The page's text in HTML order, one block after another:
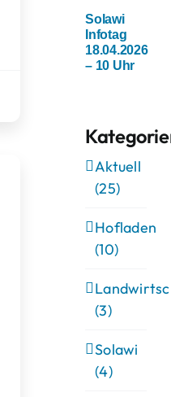
Solawi
Infotag
18.04.2026
– 10 Uhr
Aktuell
(25)
Hofladen
(10)
(3)
Solawi
(4)